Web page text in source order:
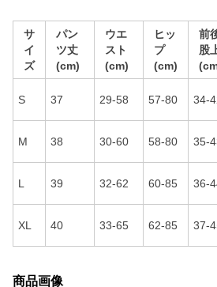
サ
イ
ズ
パン
ツ丈
(cm)
ウエ
スト
(cm)
ヒッ
プ
(cm)
前
股
S 37 29-58 57-80 34-
M 38 30-60 58-80 35-
L 39 32-62 60-85 36-
XL 40 33-65 62-85 37-
商品画像